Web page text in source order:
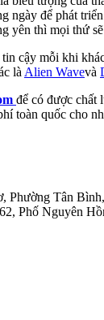
ngày để phát
yên thì mọi thứ
cậy mỗi khi
là Alien Wavevà
để có được chất
toàn quốc cho
Phường Tân
Phố Nguyên